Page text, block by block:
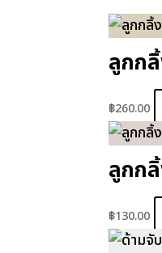
ลูกก
฿260.00
ลูกก
฿130.00